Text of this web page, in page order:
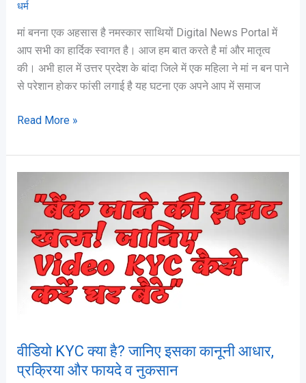
धर्म
मां बनना एक अहसास है नमस्कार साथियों Digital News Portal में
आप सभी का हार्दिक स्वागत है। आज हम बात करते है मां और मातृत्व
की। अभी हाल में उत्तर प्रदेश के बांदा जिले में एक महिला ने मां न बन पाने
से परेशान होकर फांसी लगाई है यह घटना एक अपने आप में समाज
Read More »
वीडियो KYC क्या है? जानिए इसका कानूनी आधार,
प्रक्रिया और फायदे व नुकसान
KYC
जानिए
इसका
कानूनी
आधार,
फायदे
व